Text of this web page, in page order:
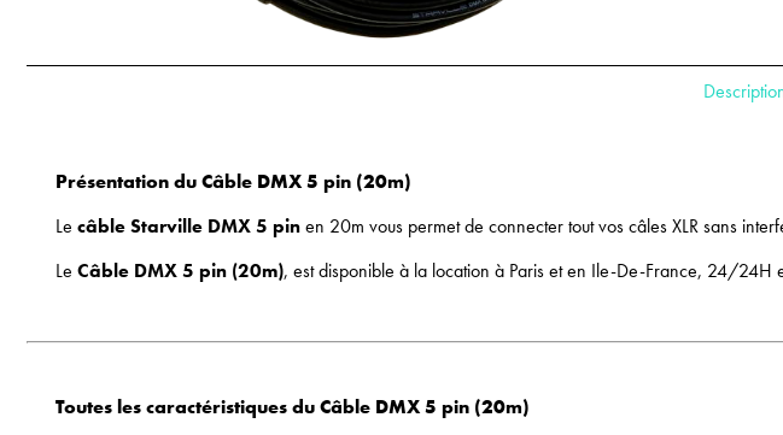
Présentation du Câble DMX 5 pin (20m)
Le câble Starville DMX 5 pinen 20m vous permet de connecter tout vos câles XLR sans
Le Câble DMX 5 pin (20m), est disponible à la location à Paris et en Ile-De-France, 24/
Toutes les caractéristiques du Câble DMX 5 pin (20m)